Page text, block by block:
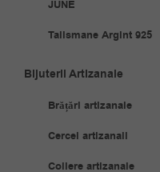
JUNE
Talismane Argint 925
Bijuterii Artizanale
Brățări artizanale
Cercei artizanali
Coliere artizanale